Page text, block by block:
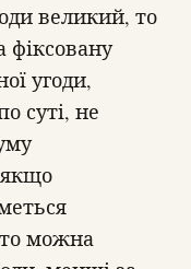
великий, то
фіксовану
угоди,
суті, не
якщо
то можна